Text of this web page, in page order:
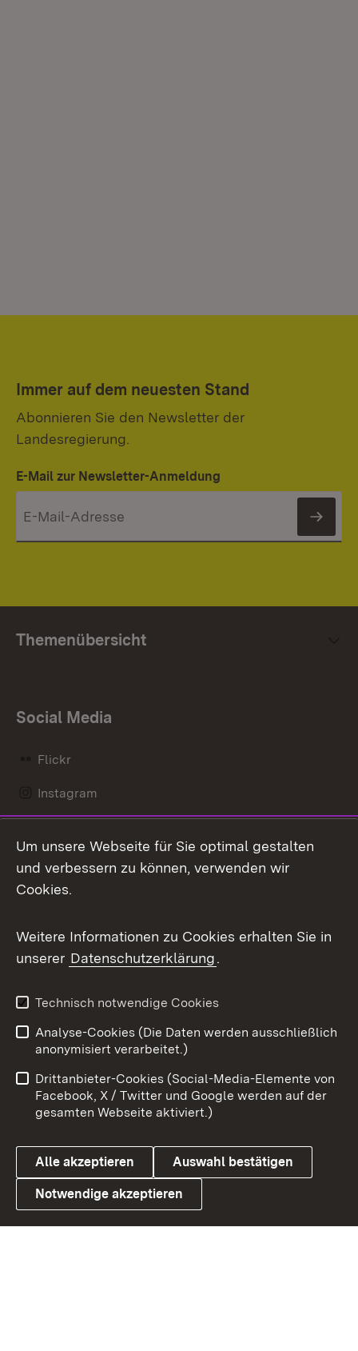
Immer auf dem neuesten Stand
Abonnieren Sie den Newsletter der
Landesregierung.
E-Mail zur Newsletter-Anmeldung
Themenübersicht
Social Media
Flickr
Instagram
Mastodon
Messenger
Social Wall
X / Twitter
Youtube
Link zum Landesportal
Benutzungshinweise
Barrierefreiheit
Datenschutz
Cookies
Um unsere Webseite für Sie optimal gestalten
und verbessern zu können, verwenden wir
Cookies.
Weitere Informationen zu Cookies erhalten Sie in
unserer Datenschutzerklärung.
Technisch notwendige Cookies
Analyse-Cookies (Die Daten werden ausschließlich
anonymisiert verarbeitet.)
Drittanbieter-Cookies (Social-Media-Elemente von
Facebook, X / Twitter und Google werden auf der
gesamten Webseite aktiviert.)
Alle akzeptieren Auswahl bestätigen
Notwendige akzeptieren